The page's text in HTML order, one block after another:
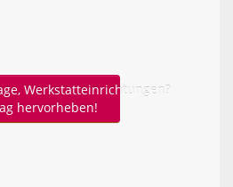
Werkstatteinrichtungen?
hervorheben!